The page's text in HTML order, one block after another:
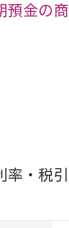
預金の
率・税